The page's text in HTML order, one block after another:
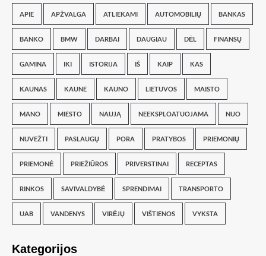
APIE APŽVALGA ATLIEKAMI AUTOMOBILIŲ BANKAS
BANKO BMW DARBAI DAUGIAU DĖL FINANSŲ
GAMINA IKI ISTORIJA IŠ KAIP KAS
KAUNAS KAUNE KAUNO LIETUVOS MAISTO
MANO MIESTO NAUJĄ NEEKSPLOATUOJAMA NUO
NUVEŽTI PASLAUGŲ PORA PRATYBOS PRIEMONIŲ
PRIEMONĖ PRIEŽIŪROS PRIVERSTINAI RECEPTAS
RINKOS SAVIVALDYBĖ SPRENDIMAI TRANSPORTO
UAB VANDENYS VIRĖJŲ VIŠTIENOS VYKSTA
Kategorijos